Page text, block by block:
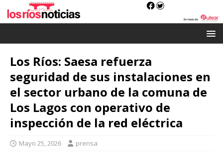
Los Ríos: Saesa refuerza
seguridad de sus instalaciones en
el sector urbano de la comuna de
Los Lagos con operativo de
inspección de la red eléctrica
Mayo 25, 2026 prensa